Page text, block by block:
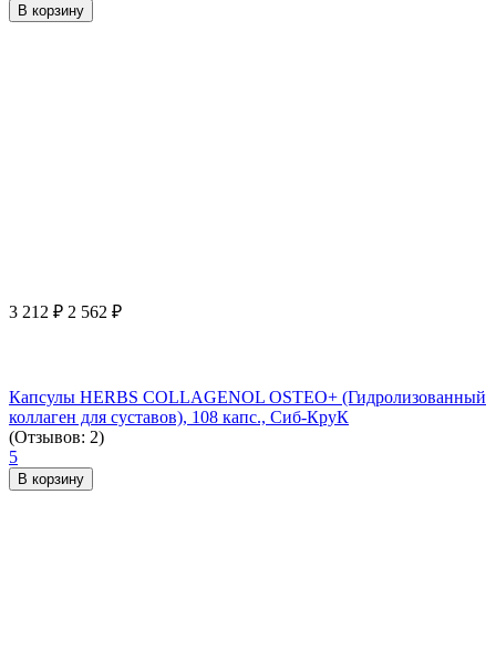
В корзину
3 212 ₽ 2 562 ₽
Капсулы HERBS COLLAGENOL OSTEO+ (Гидролизованный
коллаген для суставов), 108 капс., Сиб-КруК
(Отзывов: 2)
5
В корзину